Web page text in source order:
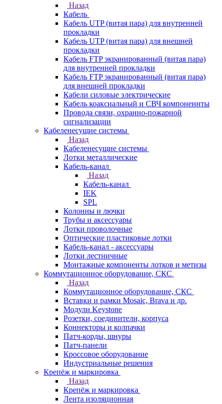
Назад
Кабель
Кабель UTP (витая пара) для внутренней
прокладки
Кабель UTP (витая пара) для внешней
прокладки
Кабель FTP экранированный (витая пара)
для внутренней прокладки
Кабель FTP экранированный (витая пара)
для внешней прокладки
Кабели силовые электрические
Кабель коаксиальный и СВЧ компоненнты
Провода связи, охранно-пожарной
сигнализации
Кабеленесущие системы
Назад
Кабеленесущие системы
Лотки металлические
Кабель-канал
Назад
Кабель-канал
IEK
SPL
Колонны и лючки
Трубы и аксессуары
Лотки проволочные
Оптические пластиковые лотки
Кабель-канал - аксессуары
Лотки лестничные
Монтажные компоненты лотков и метизы
Коммутационное оборудование, СКС
Назад
Коммутационное оборудование, СКС
Вставки и рамки Mosaic, Brava и др.
Модули Keystone
Розетки, соединители, корпуса
Коннекторы и колпачки
Патч-корды, шнуры
Патч-панели
Кроссовое оборудование
Индустриальные решения
Крепёж и маркировка
Назад
Крепёж и маркировка
Лента изоляционная